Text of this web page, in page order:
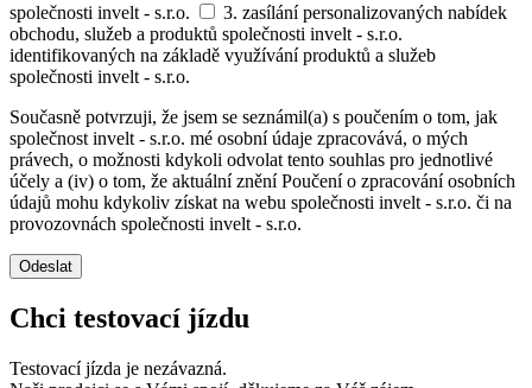
společnosti invelt - s.r.o.
3. zasílání personalizovaných nabídek
obchodu, služeb a produktů společnosti invelt - s.r.o.
identifikovaných na základě využívání produktů a služeb
společnosti invelt - s.r.o.
Současně potvrzuji, že jsem se seznámil(a) s poučením o tom, jak
společnost invelt - s.r.o. mé osobní údaje zpracovává, o mých
právech, o možnosti kdykoli odvolat tento souhlas pro jednotlivé
účely a (iv) o tom, že aktuální znění Poučení o zpracování osobních
údajů mohu kdykoliv získat na webu společnosti invelt - s.r.o. či na
provozovnách společnosti invelt - s.r.o.
Odeslat
Chci testovací jízdu
Testovací jízda je nezávazná.